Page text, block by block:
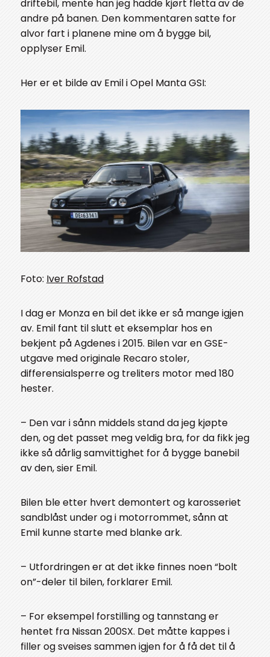
driftebil, mente han jeg hadde kjørt fletta av de
andre på banen. Den kommentaren satte for
alvor fart i planene mine om å bygge bil,
opplyser Emil.
Her er et bilde av Emil i Opel Manta GSI:
Foto: Iver Rofstad
I dag er Monza en bil det ikke er så mange igjen
av. Emil fant til slutt et eksemplar hos en
bekjent på Agdenes i 2015. Bilen var en GSE-
utgave med originale Recaro stoler,
differensialsperre og treliters motor med 180
hester.
– Den var i sånn middels stand da jeg kjøpte
den, og det passet meg veldig bra, for da fikk jeg
ikke så dårlig samvittighet for å bygge banebil
av den, sier Emil.
Bilen ble etter hvert demontert og karosseriet
sandblåst under og i motorrommet, sånn at
Emil kunne starte med blanke ark.
– Utfordringen er at det ikke finnes noen “bolt
on”-deler til bilen, forklarer Emil.
– For eksempel forstilling og tannstang er
hentet fra Nissan 200SX. Det måtte kappes i
filler og sveises sammen igjen for å få det til å